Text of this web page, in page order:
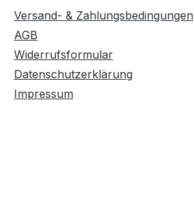
Versand- & Zahlungsbedingungen
AGB
Widerrufsformular
Datenschutzerklärung
Impressum